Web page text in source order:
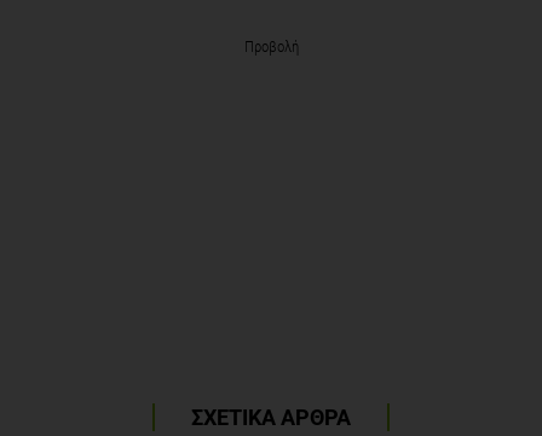
Προβολή
ΣΧΕΤΙΚΑ ΑΡΘΡΑ